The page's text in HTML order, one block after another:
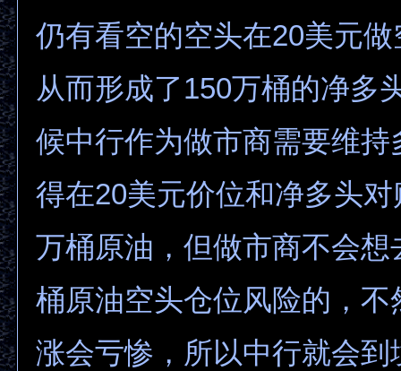
仍有看空的空头在20美元
从而形成了150万桶的净多
候中行作为做市商需要维持
得在20美元价位和净多头
万桶原油，但做市商不会想
桶原油空头仓位风险的，不
涨会亏惨，所以中行就会到